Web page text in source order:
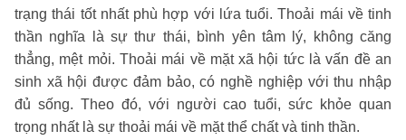
trạng thái tốt nhất phù hợp với lứa tuổi. Thoải mái về tinh
thần nghĩa là sự thư thái, bình yên tâm lý, không căng
thẳng, mệt mỏi. Thoải mái về mặt xã hội tức là vấn đề an
sinh xã hội được đảm bảo, có nghề nghiệp với thu nhập
đủ sống. Theo đó, với người cao tuổi, sức khỏe quan
trọng nhất là sự thoải mái về mặt thể chất và tinh thần.